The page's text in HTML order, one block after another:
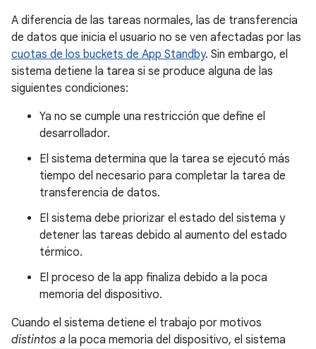
A diferencia de las tareas normales, las de transferencia
de datos que inicia el usuario no se ven afectadas por las
cuotas de los buckets de App Standby. Sin embargo, el
sistema detiene la tarea si se produce alguna de las
siguientes condiciones:
Ya no se cumple una restricción que define el
desarrollador.
El sistema determina que la tarea se ejecutó más
tiempo del necesario para completar la tarea de
transferencia de datos.
El sistema debe priorizar el estado del sistema y
detener las tareas debido al aumento del estado
térmico.
El proceso de la app finaliza debido a la poca
memoria del dispositivo.
Cuando el sistema detiene el trabajo por motivos
distintos a la poca memoria del dispositivo, el sistema